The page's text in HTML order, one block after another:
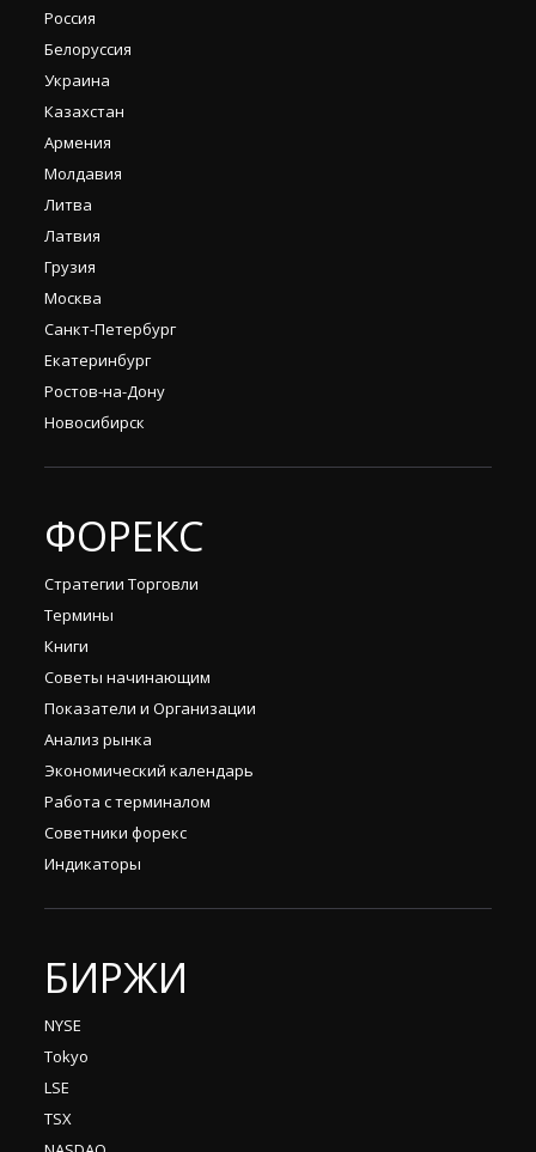
Россия
Белоруссия
Украина
Казахстан
Армения
Молдавия
Литва
Латвия
Грузия
Москва
Санкт-Петербург
Екатеринбург
Ростов-на-Дону
Новосибирск
ФОРЕКС
Стратегии Торговли
Термины
Книги
Советы начинающим
Показатели и Организации
Анализ рынка
Экономический календарь
Работа с терминалом
Советники форекс
Индикаторы
БИРЖИ
NYSE
Tokyo
LSE
TSX